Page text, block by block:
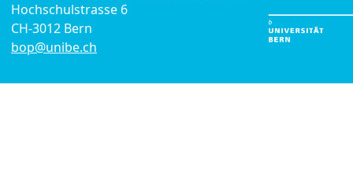
Hochschulstrasse 6
CH-3012 Bern
bop@unibe.ch